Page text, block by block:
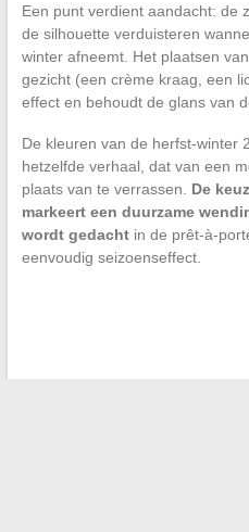
Een punt verdient aandacht: de
de silhouette verduisteren
winter afneemt. Het plaatsen
gezicht (een crème kraag, een
effect en behoudt de glans van
De kleuren van de herfst-winter
hetzelfde verhaal, dat van een
plaats van te verrassen. De
markeert een duurzame
wordt gedachtin de prêt-à-
eenvoudig seizoenseffect.